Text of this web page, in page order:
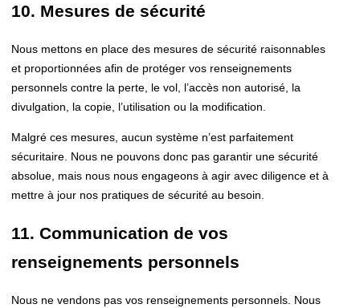
10. Mesures de sécurité
Nous mettons en place des mesures de sécurité raisonnables
et proportionnées afin de protéger vos renseignements
personnels contre la perte, le vol, l’accès non autorisé, la
divulgation, la copie, l’utilisation ou la modification.
Malgré ces mesures, aucun système n’est parfaitement
sécuritaire. Nous ne pouvons donc pas garantir une sécurité
absolue, mais nous nous engageons à agir avec diligence et à
mettre à jour nos pratiques de sécurité au besoin.
11. Communication de vos
renseignements personnels
Nous ne vendons pas vos renseignements personnels. Nous